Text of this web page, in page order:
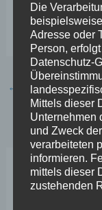
Menschen nicht
Umfeld
← Vorheriger
Neueste
Die
Adresse oder
Person,
Datenschutz-
Mittels dieser
Unternehmen
und Zweck
verarbeiteten
informieren.
mittels dieser
zustehenden